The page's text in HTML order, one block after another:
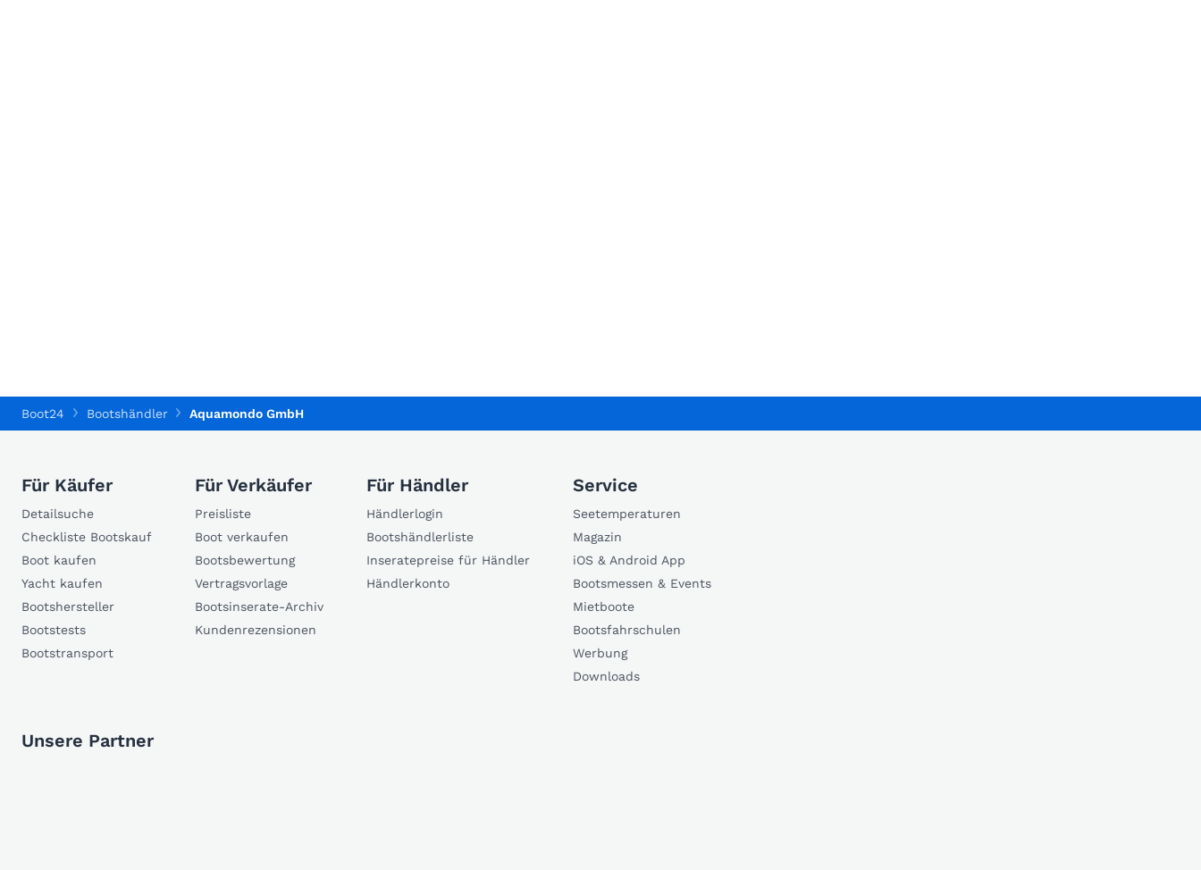
Boot24 Bootshändler Aquamondo GmbH
Für Käufer
Detailsuche
Checkliste Bootskauf
Boot kaufen
Yacht kaufen
Bootshersteller
Bootstests
Bootstransport
Für Verkäufer
Preisliste
Boot verkaufen
Bootsbewertung
Vertragsvorlage
Bootsinserate-Archiv
Kundenrezensionen
Für Händler
Händlerlogin
Bootshändlerliste
Inseratepreise für Händler
Händlerkonto
Service
Seetemperaturen
Magazin
iOS & Android App
Bootsmessen & Events
Mietboote
Bootsfahrschulen
Werbung
Downloads
Unsere Partner